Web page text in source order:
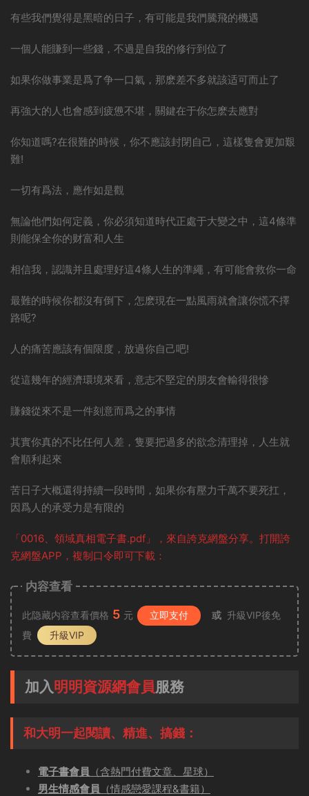
有些我們覺得是黑暗的日子，有可能是我們騰飛的機遇
一個人能賺到一些錢，不過是自我的修行到位了
如果你做事業是爲了争一口氣，那麽差不多就該适可而止了
再強大的人也會感到疲憊不堪，關鍵在于你怎麽去應對
你知道嗎?在很難的時候，你不應該封閉自己，這樣隻會更加艱
難!
一切有爲法，應作如是觀
無論他們如何定義，你必須知道時代正處于大變之中，這4條準
則能保全你的财富和人生
相信我，認識并且處理好這4條人生的準繩，有可能會救你一命
最難的時候你都沒有倒下，怎麽現在一點風雨就會讓你慌不擇
路呢?
人的痛苦應該有個限度，放過你自己吧!
從這幾年的經濟環境來看，意志不堅定的朋友會輸得很慘
賺錢從來不是一件刻意而爲之的事情
其實你真的不比任何人差，隻要把過多的欲念清理掉，人生就
會順利起來
苦日子大概還得持續一段時間，如果你有壓力千萬不要死扛，
因爲人的承受力是有限的
「0016、領域真相電子書.pdf」，來自誇克網盤分享。打開誇
克網盤APP，複制口令即可下載：
内容查看
此隐藏内容查看價格 5 元 立即支付 或 升級VIP後免
費
升級VIP
加入明明資源網會員服務
和大明一起閱讀、精進、搞錢：
電子書會員 （含熱門付費文章、星球）
男生情感會員 （情感戀愛課程&書籍）